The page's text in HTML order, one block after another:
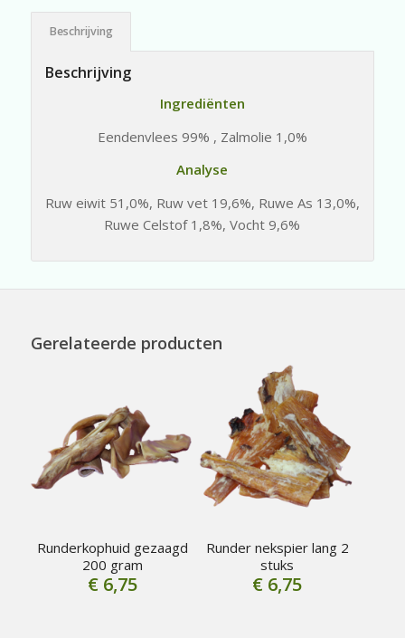
Beschrijving
Beschrijving
Ingrediënten
Eendenvlees 99% , Zalmolie 1,0%
Analyse
Ruw eiwit 51,0%, Ruw vet 19,6%, Ruwe As 13,0%,
Ruwe Celstof 1,8%, Vocht 9,6%
Gerelateerde producten
Runderkophuid gezaagd
200 gram
€ 6,75
Runder nekspier lang 2
stuks
€ 6,75